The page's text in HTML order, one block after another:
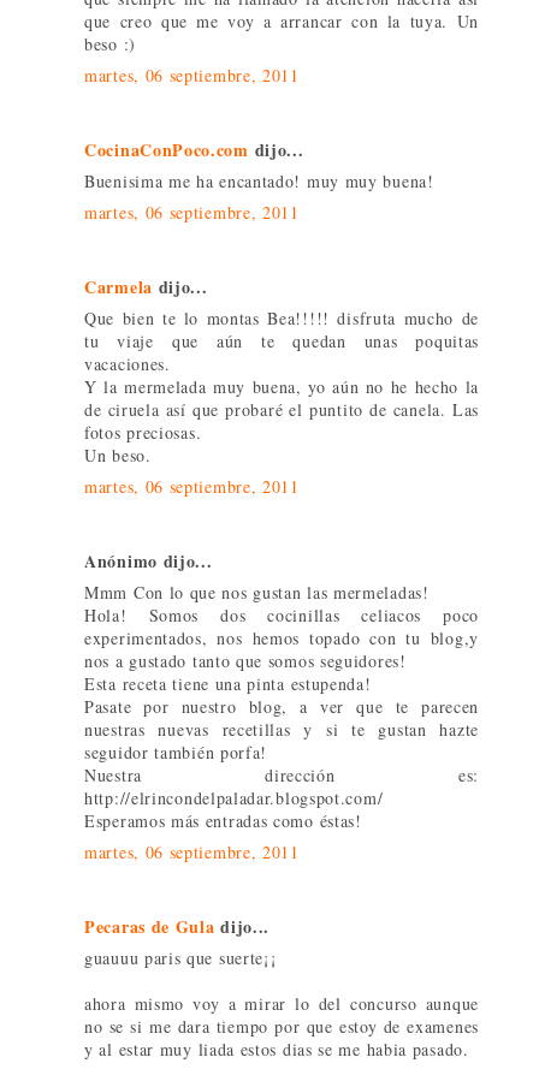
que creo que me voy a arrancar con la tuya. Un
beso :)
martes, 06 septiembre, 2011
CocinaConPoco.com dijo...
Buenisima me ha encantado! muy muy buena!
martes, 06 septiembre, 2011
Carmela dijo...
Que bien te lo montas Bea!!!!! disfruta mucho de
tu viaje que aún te quedan unas poquitas
vacaciones.
Y la mermelada muy buena, yo aún no he hecho la
de ciruela así que probaré el puntito de canela. Las
fotos preciosas.
Un beso.
martes, 06 septiembre, 2011
Anónimo dijo...
Mmm Con lo que nos gustan las mermeladas!
Hola! Somos dos cocinillas celiacos poco
experimentados, nos hemos topado con tu blog,y
nos a gustado tanto que somos seguidores!
Esta receta tiene una pinta estupenda!
Pasate por nuestro blog, a ver que te parecen
nuestras nuevas recetillas y si te gustan hazte
seguidor también porfa!
Nuestra dirección es:
http://elrincondelpaladar.blogspot.com/
Esperamos más entradas como éstas!
martes, 06 septiembre, 2011
Pecaras de Gula dijo...
guauuu paris que suerte¡¡
ahora mismo voy a mirar lo del concurso aunque
no se si me dara tiempo por que estoy de examenes
y al estar muy liada estos dias se me habia pasado.